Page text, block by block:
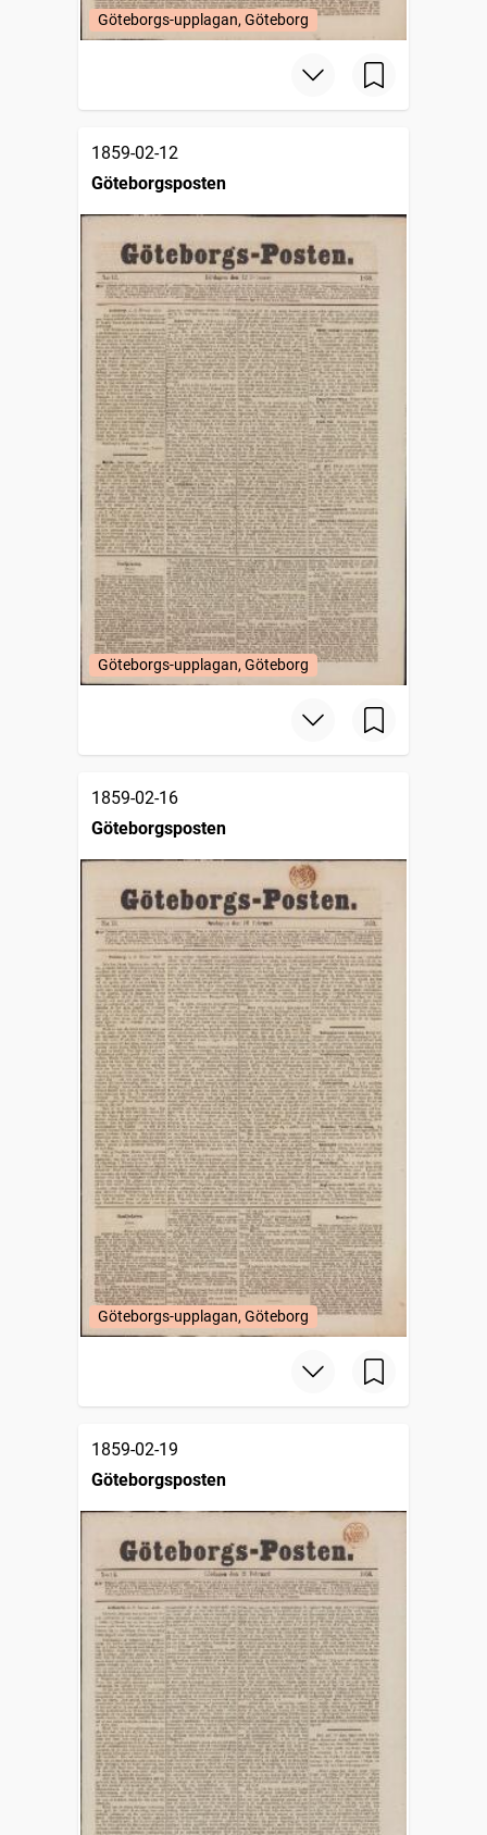
Göteborgs-upplagan, Göteborg
1859-02-12
Göteborgsposten
Göteborgs-upplagan, Göteborg
1859-02-16
Göteborgsposten
Göteborgs-upplagan, Göteborg
1859-02-19
Göteborgsposten